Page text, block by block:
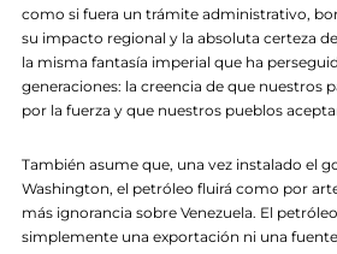
como si fuera un trámite administrativo,
su impacto regional y la absoluta certeza
la misma fantasía imperial que ha
generaciones: la creencia de que nuestros
por la fuerza y que nuestros pueblos
También asume que, una vez instalado el
Washington, el petróleo fluirá como por
más ignorancia sobre Venezuela. El
simplemente una exportación ni una fuente